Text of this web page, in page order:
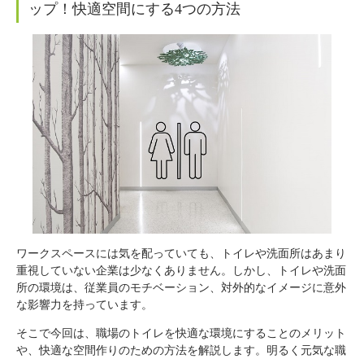
ップ！快適空間にする4つの方法
ワークスペースには気を配っていても、トイレや洗面所はあまり
重視していない企業は少なくありません。しかし、トイレや洗面
所の環境は、従業員のモチベーション、対外的なイメージに意外
な影響力を持っています。
そこで今回は、職場のトイレを快適な環境にすることのメリット
や、快適な空間作りのための方法を解説します。明るく元気な職